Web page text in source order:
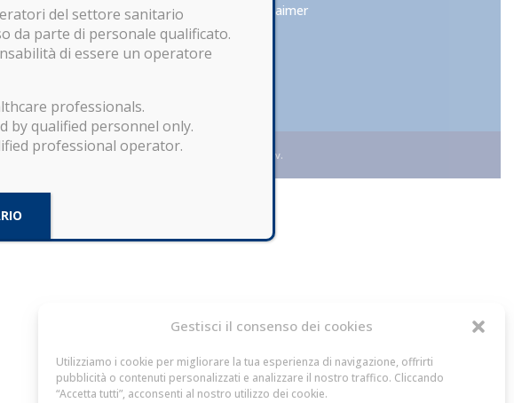
Gestisci il consenso dei cookies
Utilizziamo i cookie per migliorare la tua esperienza di navigazione, offrirti
pubblicità o contenuti personalizzati e analizzare il nostro traffico. Cliccando
“Accetta tutti”, acconsenti al nostro utilizzo dei cookie.
Prodotti
Download
Contatti
Disclaimer
- R.E.A. di Firenze 503856 – Capitale Sociale € 10.400,00 i.v.
del settore sanitario
da parte di personale qualificato.
di essere un operatore
professionals.
by qualified personnel only.
professional operator.